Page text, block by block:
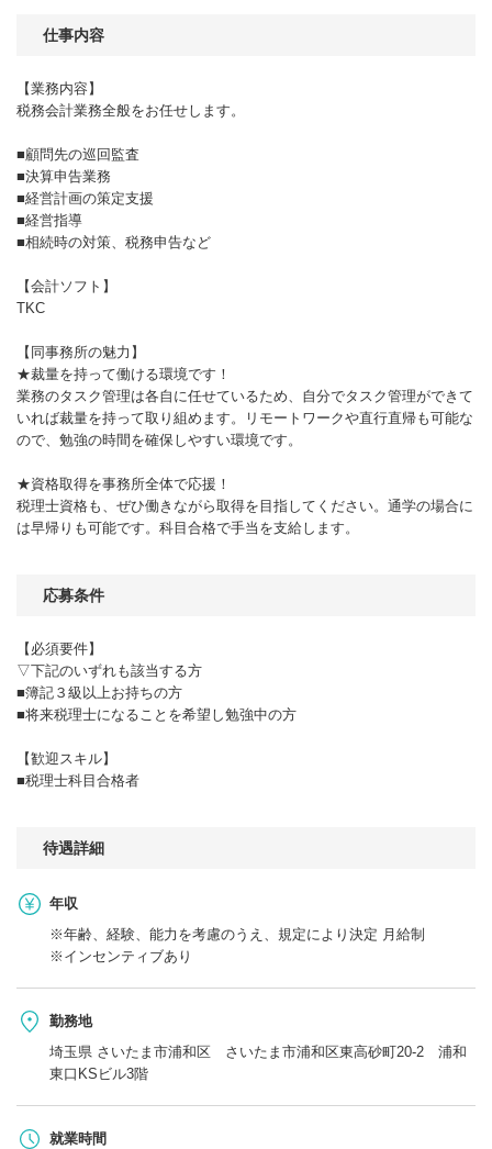
仕事内容
【業務内容】
税務会計業務全般をお任せします。
■顧問先の巡回監査
■決算申告業務
■経営計画の策定支援
■経営指導
■相続時の対策、税務申告など
【会計ソフト】
TKC
【同事務所の魅力】
★裁量を持って働ける環境です！
業務のタスク管理は各自に任せているため、自分でタスク管理ができて
いれば裁量を持って取り組めます。リモートワークや直行直帰も可能な
ので、勉強の時間を確保しやすい環境です。
★資格取得を事務所全体で応援！
税理士資格も、ぜひ働きながら取得を目指してください。通学の場合に
は早帰りも可能です。科目合格で手当を支給します。
応募条件
【必須要件】
▽下記のいずれも該当する方
■簿記３級以上お持ちの方
■将来税理士になることを希望し勉強中の方
【歓迎スキル】
■税理士科目合格者
待遇詳細
年収
※年齢、経験、能力を考慮のうえ、規定により決定 月給制
※インセンティブあり
勤務地
埼玉県 さいたま市浦和区 さいたま市浦和区東高砂町20-2 浦和
東口KSビル3階
就業時間